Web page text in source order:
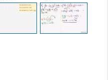
cirkels
verbanden